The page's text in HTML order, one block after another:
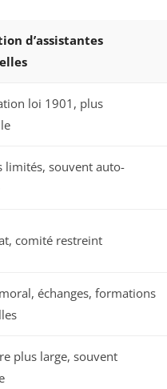
d’assistantes
loi 1901, plus
limités, souvent auto-
comité restreint
échanges, formations
plus large, souvent